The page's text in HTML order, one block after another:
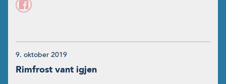
9. oktober 2019
Rimfrost vant igjen